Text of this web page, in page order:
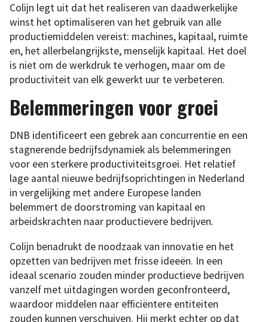
Colijn legt uit dat het realiseren van daadwerkelijke
winst het optimaliseren van het gebruik van alle
productiemiddelen vereist: machines, kapitaal, ruimte
en, het allerbelangrijkste, menselijk kapitaal. Het doel
is niet om de werkdruk te verhogen, maar om de
productiviteit van elk gewerkt uur te verbeteren.
Belemmeringen voor groei
DNB identificeert een gebrek aan concurrentie en een
stagnerende bedrijfsdynamiek als belemmeringen
voor een sterkere productiviteitsgroei. Het relatief
lage aantal nieuwe bedrijfsoprichtingen in Nederland
in vergelijking met andere Europese landen
belemmert de doorstroming van kapitaal en
arbeidskrachten naar productievere bedrijven.
Colijn benadrukt de noodzaak van innovatie en het
opzetten van bedrijven met frisse ideeën. In een
ideaal scenario zouden minder productieve bedrijven
vanzelf met uitdagingen worden geconfronteerd,
waardoor middelen naar efficiëntere entiteiten
zouden kunnen verschuiven. Hij merkt echter op dat